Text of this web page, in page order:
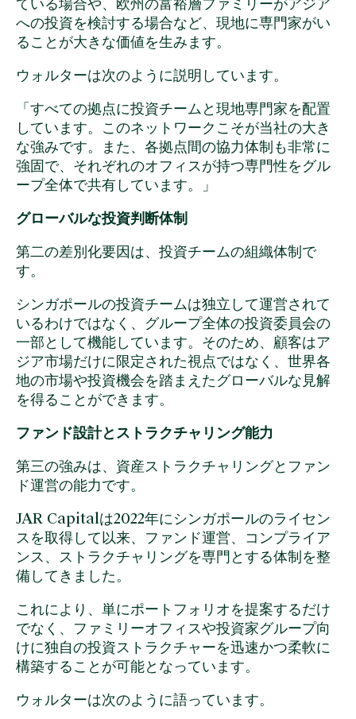
ている場合や、欧州の富裕層ファミリーがアジア
への投資を検討する場合など、現地に専門家がい
ることが大きな価値を生みます。
ウォルターは次のように説明しています。
「すべての拠点に投資チームと現地専門家を配置
しています。このネットワークこそが当社の大き
な強みです。また、各拠点間の協力体制も非常に
強固で、それぞれのオフィスが持つ専門性をグル
ープ全体で共有しています。」
グローバルな投資判断体制
第二の差別化要因は、投資チームの組織体制で
す。
シンガポールの投資チームは独立して運営されて
いるわけではなく、グループ全体の投資委員会の
一部として機能しています。そのため、顧客はア
ジア市場だけに限定された視点ではなく、世界各
地の市場や投資機会を踏まえたグローバルな見解
を得ることができます。
ファンド設計とストラクチャリング能力
第三の強みは、資産ストラクチャリングとファン
ド運営の能力です。
JAR Capitalは2022年にシンガポールのライセン
スを取得して以来、ファンド運営、コンプライア
ンス、ストラクチャリングを専門とする体制を整
備してきました。
これにより、単にポートフォリオを提案するだけ
でなく、ファミリーオフィスや投資家グループ向
けに独自の投資ストラクチャーを迅速かつ柔軟に
構築することが可能となっています。
ウォルターは次のように語っています。